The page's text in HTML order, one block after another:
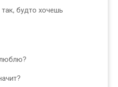
будто хочешь